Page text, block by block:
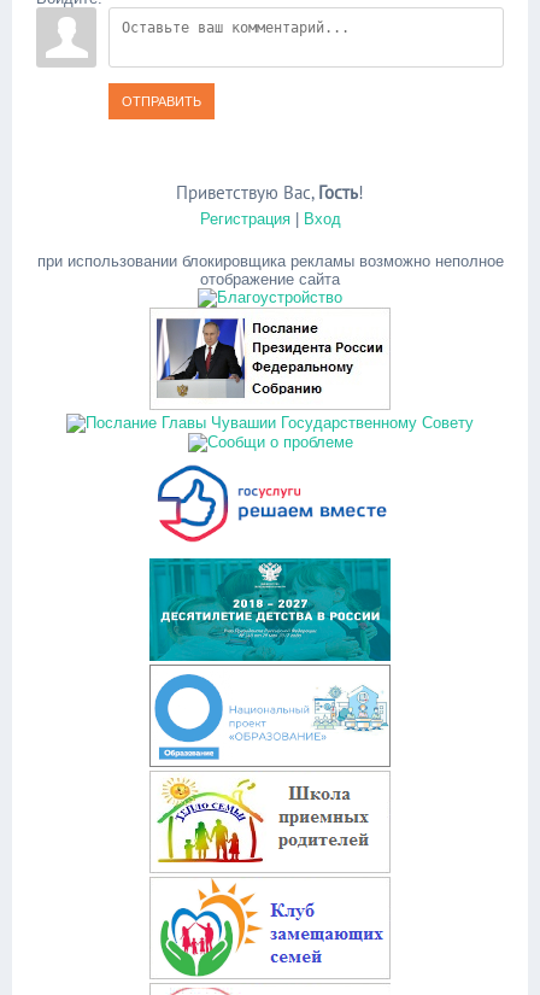
ОТПРАВИТЬ
Приветствую Вас, Гость!
Регистрация| Вход
при использовании блокировщика рекламы возможно неполное
отображение сайта